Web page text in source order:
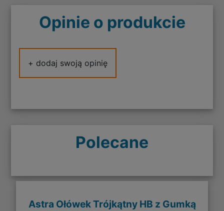
Opinie o produkcie
+ dodaj swoją opinię
Polecane
Astra Ołówek Trójkątny HB z Gumką